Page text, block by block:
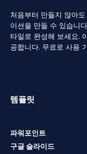
처음부터 만들지 않아
이션을 만들 수 있습니
타일로 완성해 보세요.
공합니다. 무료로 사용
템플릿
파워포인트
구글 슬라이드